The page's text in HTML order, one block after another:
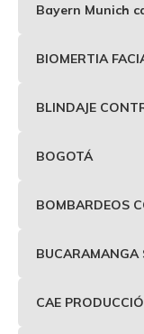
Bayern Munich
BIOMERTIA
BLINDAJE
BOGOTÁ
BOMBARDEOS
BUCARAMANGA
CAE